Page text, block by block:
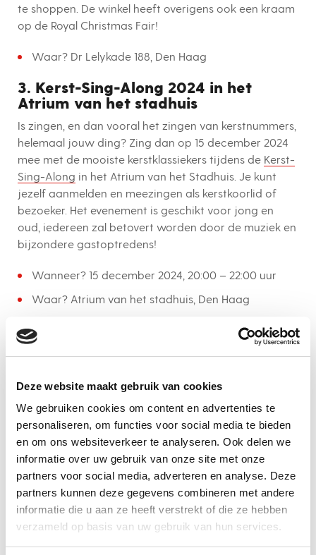
Deze website maakt gebruik van cookies
We gebruiken cookies om content en advertenties te
personaliseren, om functies voor social media te bieden
en om ons websiteverkeer te analyseren. Ook delen we
informatie over uw gebruik van onze site met onze
partners voor social media, adverteren en analyse. Deze
partners kunnen deze gegevens combineren met andere
informatie die u aan ze heeft verstrekt of die ze hebben
verzameld op basis van uw gebruik van hun services.
te shoppen. De winkel heeft overigens ook een kraam
op de Royal Christmas Fair!
Waar? Dr Lelykade 188, Den Haag
3. Kerst-Sing-Along 2024 in het
Atrium van het stadhuis
Is zingen, en dan vooral het zingen van kerstnummers,
helemaal jouw ding? Zing dan op 15 december 2024
mee met de mooiste kerstklassiekers tijdens de Kerst-
Sing-Along in het Atrium van het Stadhuis. Je kunt
jezelf aanmelden en meezingen als kerstkoorlid of
bezoeker. Het evenement is geschikt voor jong en
oud, iedereen zal betovert worden door de muziek en
bijzondere gastoptredens!
Wanneer? 15 december 2024, 20:00 – 22:00 uur
Waar? Atrium van het stadhuis, Den Haag
4. Groot Kerstcircus Den Haag
traditie en ook dit jaar kun je weer genieten van een
spectaculaire show vol acrobatiek, humor en magie.
Van 21 december 2024 tot 5 januari 2025 kun je op
het Malieveld het circus bezoeken, waar artiesten van
wereldklasse je meenemen in een magische show. Dit
is een geweldige kerstactiviteit voor het hele gezin,
waar je niet alleen kunt lachen, maar ook je ogen
uitkijkt!